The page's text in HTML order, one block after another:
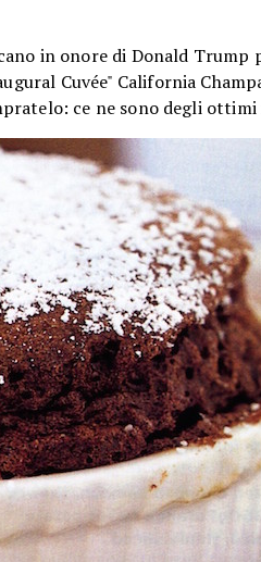
in onore di Donald Trump
Cuvée" California
ce ne sono degli